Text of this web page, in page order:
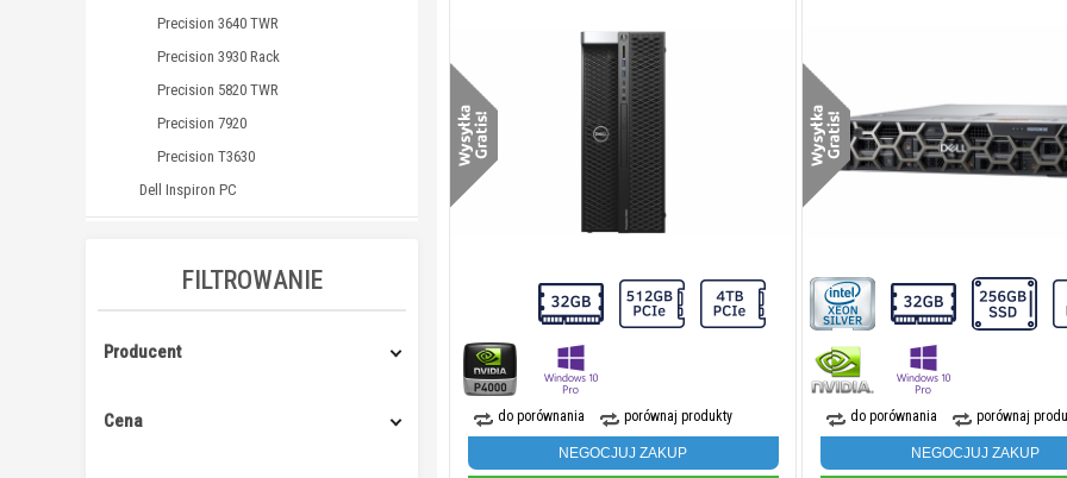
Precision 3640 TWR
Precision 3930 Rack
Precision 5820 TWR
Precision 7920
Precision T3630
Dell Inspiron PC
FILTROWANIE
Producent
Cena do porównania porównaj produkty
NEGOCJUJ ZAKUP
do porównania porównaj
NEGOCJUJ ZAKUP